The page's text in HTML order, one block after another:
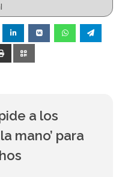
a los
mano’ para